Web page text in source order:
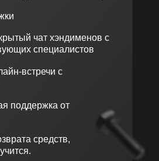
чат хэндименов с
специалистов
встречи с
поддержка от
средств,